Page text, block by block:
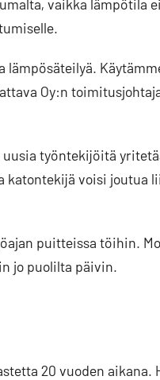
vaikka lämpötila
Oy:n
työntekijöitä
voisi joutua
puitteissa töihin.
jo puolilta päivin.
20 vuoden aikana.